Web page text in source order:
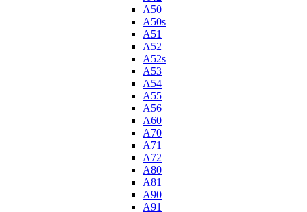
A50
A50s
A51
A52
A52s
A53
A54
A55
A56
A60
A70
A71
A72
A80
A81
A90
A91